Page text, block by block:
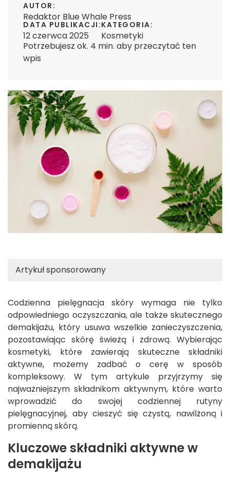
AUTOR:
Redaktor Blue Whale Press
DATA PUBLIKACJI:
12 czerwca 2025
KATEGORIA:
Kosmetyki
Potrzebujesz ok. 4 min. aby przeczytać ten
wpis
Artykuł sponsorowany
Codzienna pielęgnacja skóry wymaga nie tylko
odpowiedniego oczyszczania, ale także skutecznego
demakijażu, który usuwa wszelkie zanieczyszczenia,
pozostawiając skórę świeżą i zdrową. Wybierając
kosmetyki, które zawierają skuteczne składniki
aktywne, możemy zadbać o cerę w sposób
kompleksowy. W tym artykule przyjrzymy się
najważniejszym składnikom aktywnym, które warto
wprowadzić do swojej codziennej rutyny
pielęgnacyjnej, aby cieszyć się czystą, nawilżoną i
promienną skórą.
Kluczowe składniki aktywne w
demakijażu